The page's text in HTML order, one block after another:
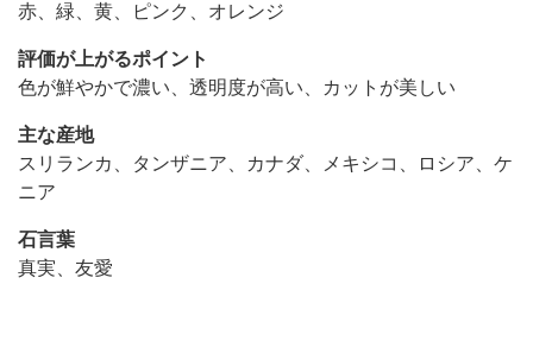
赤、緑、黄、ピンク、オレンジ
評価が上がるポイント
色が鮮やかで濃い、透明度が高い、カットが美しい
主な産地
スリランカ、タンザニア、カナダ、メキシコ、ロシア、ケ
ニア
石言葉
真実、友愛